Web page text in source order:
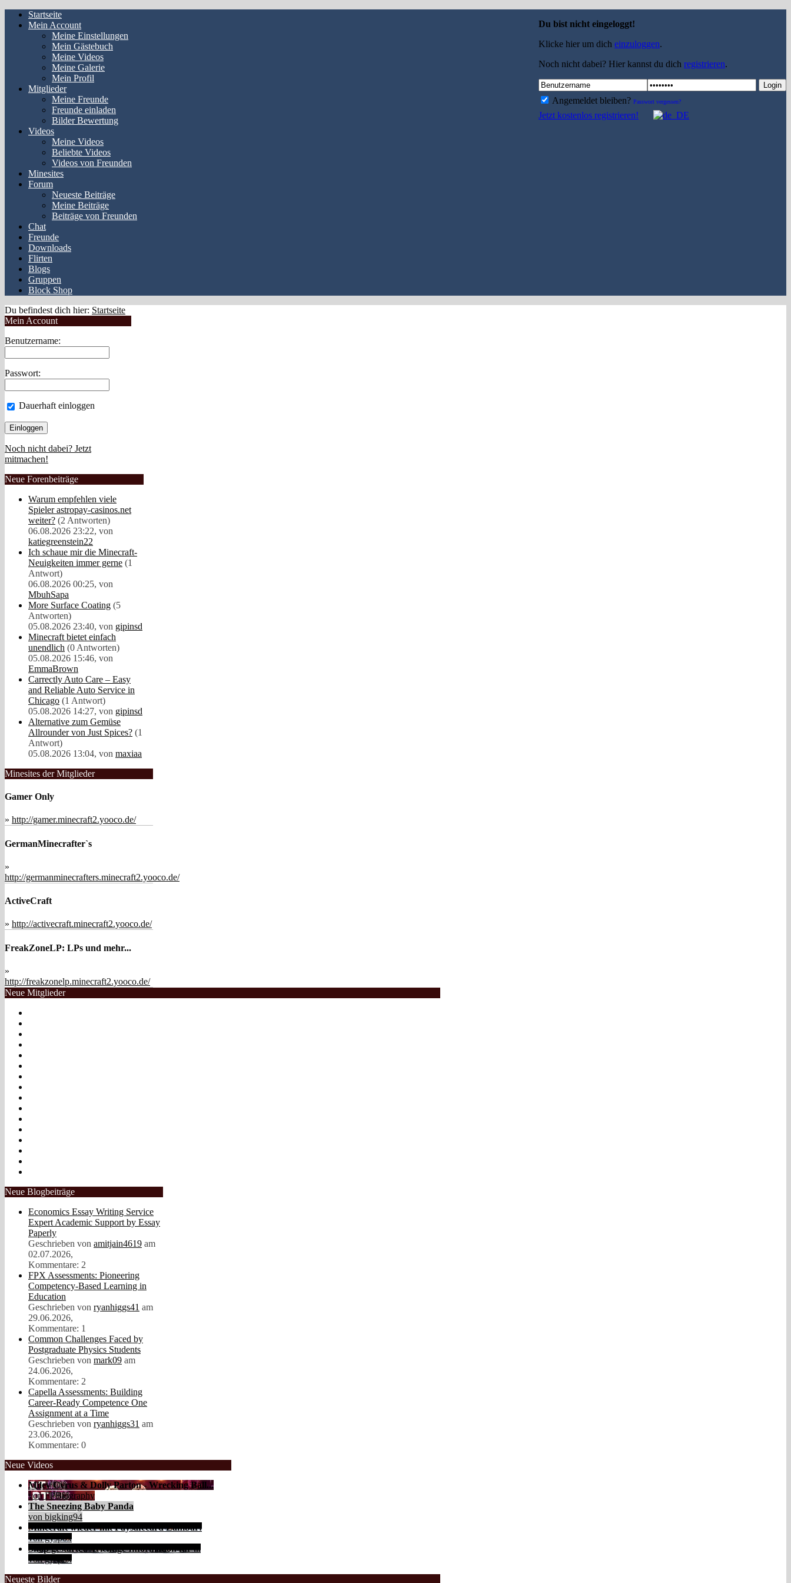
Du bist nicht eingeloggt!
Klicke hier um dich einzuloggen.
Noch nicht dabei? Hier kannst du dich registrieren.
Login
Angemeldet bleiben? Passwort vergessen?
Jetzt kostenlos registrieren!
Startseite
Mein Account
Meine Einstellungen
Mein Gästebuch
Meine Videos
Meine Galerie
Mein Profil
Mitglieder
Meine Freunde
Freunde einladen
Bilder Bewertung
Videos
Meine Videos
Beliebte Videos
Videos von Freunden
Minesites
Forum
Neueste Beiträge
Meine Beiträge
Beiträge von Freunden
Chat
Freunde
Downloads
Flirten
Blogs
Gruppen
Block Shop
Du befindest dich hier: Startseite
Mein Account
Benutzername:
Passwort:
Dauerhaft einloggen
Noch nicht dabei? Jetzt
mitmachen!
Neue Forenbeiträge
Warum empfehlen viele
Spieler astropay-casinos.net
weiter? (2 Antworten)
06.08.2026 23:22, von
katiegreenstein22
Ich schaue mir die Minecraft-
Neuigkeiten immer gerne (1
Antwort)
06.08.2026 00:25, von
MbuhSapa
More Surface Coating (5
Antworten)
05.08.2026 23:40, von gipinsd
Minecraft bietet einfach
unendlich (0 Antworten)
05.08.2026 15:46, von
EmmaBrown
Carrectly Auto Care – Easy
and Reliable Auto Service in
Chicago (1 Antwort)
05.08.2026 14:27, von gipinsd
Alternative zum Gemüse
Allrounder von Just Spices? (1
Antwort)
05.08.2026 13:04, von maxiaa
Minesites der Mitglieder
Gamer Only
» http://gamer.minecraft2.yooco.de/
GermanMinecrafter`s
»
http://germanminecrafters.minecraft2.yooco.de/
ActiveCraft
» http://activecraft.minecraft2.yooco.de/
FreakZoneLP: LPs und mehr...
»
http://freakzonelp.minecraft2.yooco.de/
Neue Mitglieder
Neue Blogbeiträge
Economics Essay Writing Service
Expert Academic Support by Essay
Paperly
Geschrieben von amitjain4619 am
02.07.2026,
Kommentare: 2
FPX Assessments: Pioneering
Competency-Based Learning in
Education
Geschrieben von ryanhiggs41 am
29.06.2026,
Kommentare: 1
Common Challenges Faced by
Postgraduate Physics Students
Geschrieben von mark09 am
24.06.2026,
Kommentare: 2
Capella Assessments: Building
Career-Ready Competence One
Assignment at a Time
Geschrieben von ryanhiggs31 am
23.06.2026,
Kommentare: 0
Neue Videos
Miley Cyrus & Dolly Parton - Wrecking Ball...
von FPBiography
The Sneezing Baby Panda
von bigking94
Minecraft wieder mit Paysafecard Zahlbar!
von gyspox
Shop gestartet! Wichtige Information für ...
von gyspox
Neueste Bilder